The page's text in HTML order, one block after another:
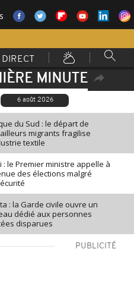
MINUTE
6 août 2026
du Sud : le départ de
migrants fragilise
textile
: le Premier ministre appelle à
des élections malgré
: la Garde civile ouvre un
dédié aux personnes
disparues
PUBLICITÉ